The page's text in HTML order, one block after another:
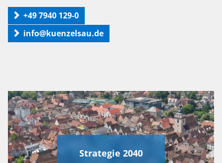
+49 7940 129-0
info@kuenzelsau.de
Strategie 2040